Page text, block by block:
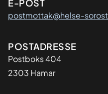
E-POST
postmottak@helse-
Adresse
POSTADRESSE
Postboks 404
2303 Hamar